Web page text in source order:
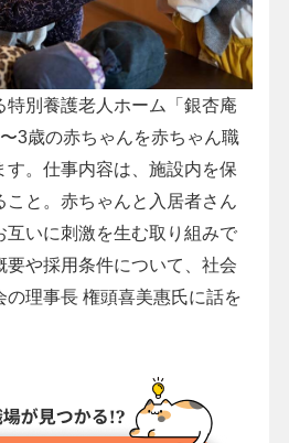
別養護老人ホーム「銀杏庵
3歳の赤ちゃんを赤ちゃん職
す。仕事内容は、施設内を保
と。赤ちゃんと入居者さん
互いに刺激を生む取り組みで
や採用条件について、社会
理事長 権頭喜美惠氏に話を